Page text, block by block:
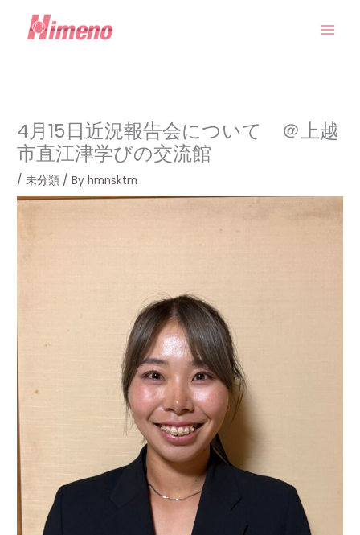
4月15日近況報告会について ＠上越
市直江津学びの交流館
/未分類 / Byhmnsktm